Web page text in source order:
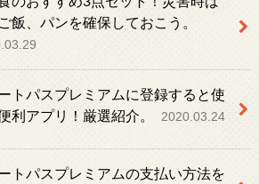
飯、パンを確保しておこう。
トパスプレミアムに登録すると使
利アプリ！厳選紹介。
2020.03.24
トパスプレミアムの支払い方法を